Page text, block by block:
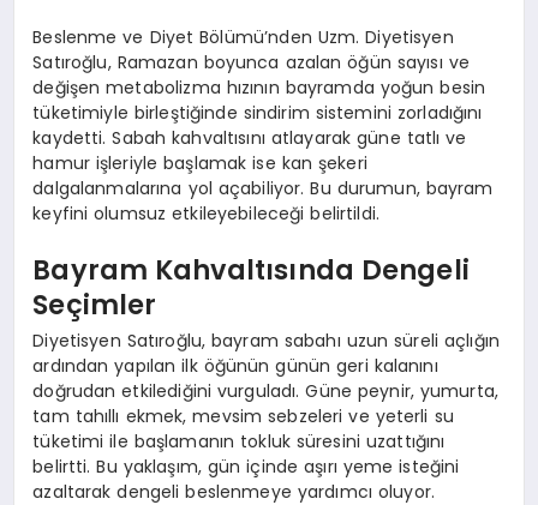
Beslenme ve Diyet Bölümü’nden Uzm. Diyetisyen
Satıroğlu, Ramazan boyunca azalan öğün sayısı ve
değişen metabolizma hızının bayramda yoğun besin
tüketimiyle birleştiğinde sindirim sistemini zorladığını
kaydetti. Sabah kahvaltısını atlayarak güne tatlı ve
hamur işleriyle başlamak ise kan şekeri
dalgalanmalarına yol açabiliyor. Bu durumun, bayram
keyfini olumsuz etkileyebileceği belirtildi.
Bayram Kahvaltısında Dengeli
Seçimler
Diyetisyen Satıroğlu, bayram sabahı uzun süreli açlığın
ardından yapılan ilk öğünün günün geri kalanını
doğrudan etkilediğini vurguladı. Güne peynir, yumurta,
tam tahıllı ekmek, mevsim sebzeleri ve yeterli su
tüketimi ile başlamanın tokluk süresini uzattığını
belirtti. Bu yaklaşım, gün içinde aşırı yeme isteğini
azaltarak dengeli beslenmeye yardımcı oluyor.